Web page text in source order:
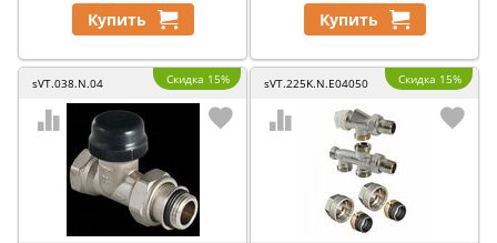
Купить Купить
sVT.038.N.04 Скидка 15% sVT.225K.N.E04050 Скидка 15%